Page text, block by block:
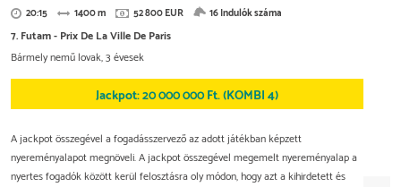
20:15 1400 m 52 800 EUR 16 Indulók száma
7. Futam - Prix De La Ville De Paris
Bármely nemű lovak, 3 évesek
Jackpot: 20 000 000 Ft. (KOMBI 4)
A jackpot összegével a fogadásszervező az adott játékban képzett
nyereményalapot megnöveli. A jackpot összegével megemelt nyereményalap a
nyertes fogadók között kerül felosztásra oly módon, hogy azt a kihirdetett és